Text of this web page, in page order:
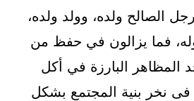
الصالح ولده، وولد ولده،
فما يزالون في حفظ من
المظاهر البارزة في أكل
فى نخر بنية المجتمع بشكل